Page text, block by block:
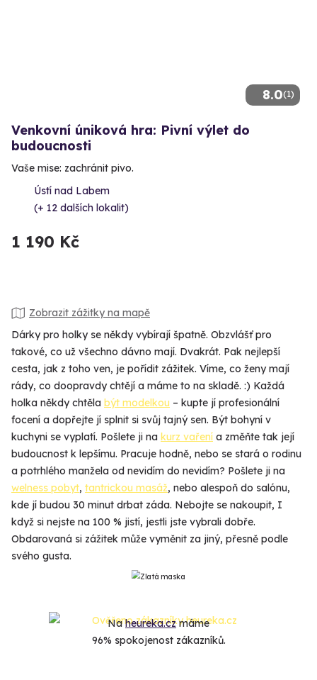
8.0(1)
Venkovní úniková hra: Pivní výlet do
budoucnosti
Vaše mise: zachránit pivo.
Ústí nad Labem
(+ 12 dalších lokalit)
1 190 Kč
Zobrazit zážitky na mapě
Dárky pro holky se někdy vybírají špatně. Obzvlášť pro
takové, co už všechno dávno mají. Dvakrát. Pak nejlepší
cesta, jak z toho ven, je pořídit zážitek. Víme, co ženy mají
rády, co doopravdy chtějí a máme to na skladě. :) Každá
holka někdy chtěla být modelkou – kupte jí profesionální
focení a dopřejte jí splnit si svůj tajný sen. Být bohyní v
kuchyni se vyplatí. Pošlete ji na kurz vaření a změňte tak její
budoucnost k lepšímu. Pracuje hodně, nebo se stará o rodinu
a potrhlého manžela od nevidím do nevidím? Pošlete ji na
welness pobyt, tantrickou masáž, nebo alespoň do salónu,
kde jí budou 30 minut drbat záda. Nebojte se nakoupit, I
když si nejste na 100 % jistí, jestli jste vybrali dobře.
Obdarovaná si zážitek může vyměnit za jiný, přesně podle
svého gusta.
Naheureka.czmáme
96% spokojenost zákazníků.